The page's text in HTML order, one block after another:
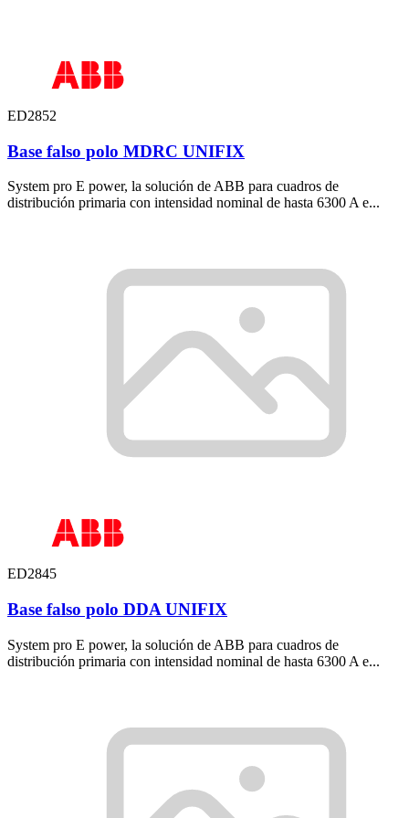
ED2852
Base falso polo MDRC UNIFIX
System pro E power, la solución de ABB para cuadros de
distribución primaria con intensidad nominal de hasta 6300 A e...
ED2845
Base falso polo DDA UNIFIX
System pro E power, la solución de ABB para cuadros de
distribución primaria con intensidad nominal de hasta 6300 A e...